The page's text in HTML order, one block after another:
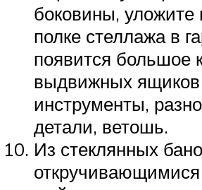
боковины, уложите
полке стеллажа в
появится большое
выдвижных
инструменты,
детали, ветошь.
Из стеклянных